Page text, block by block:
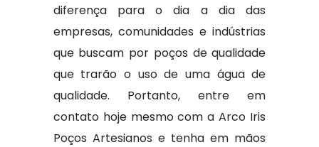
diferença para o dia a dia das
empresas, comunidades e indústrias
que buscam por poços de qualidade
que trarão o uso de uma água de
qualidade. Portanto, entre em
contato hoje mesmo com a Arco Iris
Poços Artesianos e tenha em mãos